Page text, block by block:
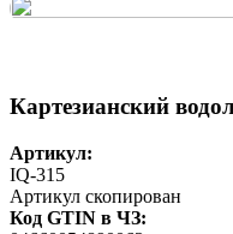
Картезианский
Артикул:
IQ-315
Артикул скопирован
Код GTIN в ЧЗ: